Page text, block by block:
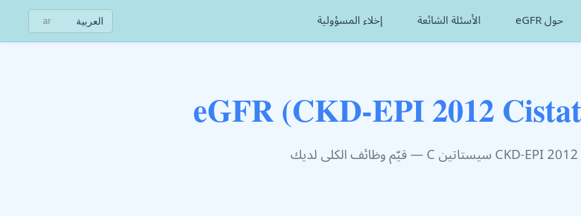
حول eGFR الأسئلة الشائعة إخلاء المسؤولية العربية ar